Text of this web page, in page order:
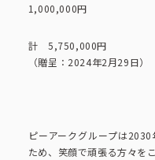
1,000,000円
計 5,750,000円
（贈呈：2024年2月29日）
ピーアークグループは
ため、笑顔で頑張る方々を